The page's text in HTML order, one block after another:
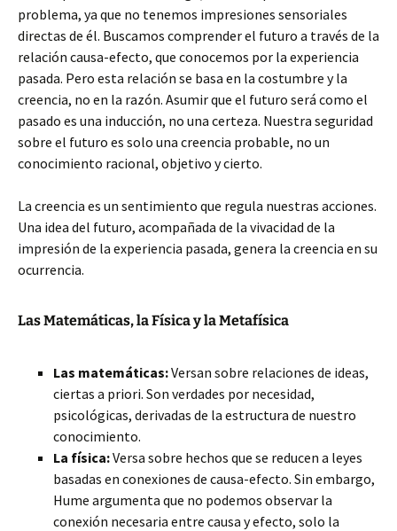
problema, ya que no tenemos impresiones sensoriales
directas de él. Buscamos comprender el futuro a través de la
relación causa-efecto, que conocemos por la experiencia
pasada. Pero esta relación se basa en la costumbre y la
creencia, no en la razón. Asumir que el futuro será como el
pasado es una inducción, no una certeza. Nuestra seguridad
sobre el futuro es solo una creencia probable, no un
conocimiento racional, objetivo y cierto.
La creencia es un sentimiento que regula nuestras acciones.
Una idea del futuro, acompañada de la vivacidad de la
impresión de la experiencia pasada, genera la creencia en su
ocurrencia.
Las Matemáticas, la Física y la Metafísica
Las matemáticas:Versan sobre relaciones de ideas,
ciertas a priori. Son verdades por necesidad,
psicológicas, derivadas de la estructura de nuestro
conocimiento.
La física:Versa sobre hechos que se reducen a leyes
basadas en conexiones de causa-efecto. Sin embargo,
Hume argumenta que no podemos observar la
conexión necesaria entre causa y efecto, solo la